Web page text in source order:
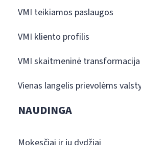
VMI teikiamos paslaugos
VMI kliento profilis
VMI skaitmeninė transformacija
Vienas langelis prievolėms
NAUDINGA
Mokesčiai ir jų dydžiai